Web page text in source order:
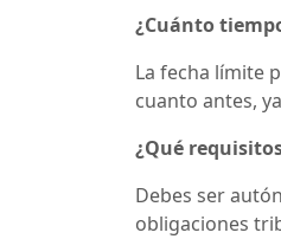
¿Cuánto
La fecha límite
cuanto antes,
¿Qué
Debes ser
obligaciones